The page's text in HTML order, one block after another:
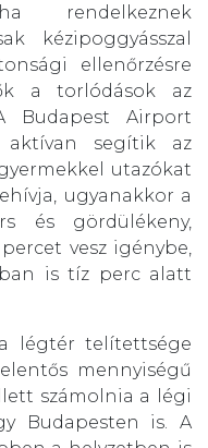
kézipoggyásszal
ellenőrzésre
a torlódások az
Budapest Airport
aktívan segítik az
utazókat
ugyanakkor a
és gördülékeny,
vesz igénybe,
is tíz perc alatt
légtér telítettsége
mennyiségű
számolnia a légi
Budapesten is. A